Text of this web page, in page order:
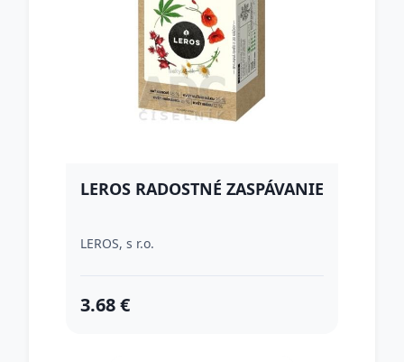
LEROS RADOSTNÉ ZASPÁVANIE
LEROS, s r.o.
3.68 €